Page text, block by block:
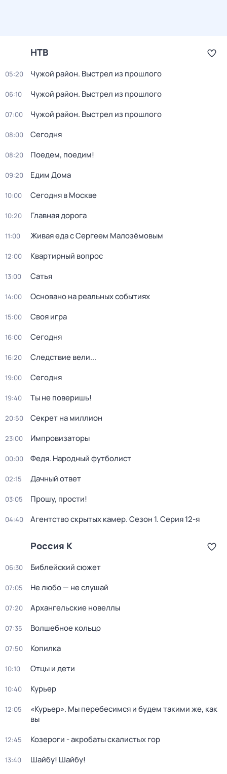
НТВ
05:20 Чужой район. Выстрел из прошлого
06:10 Чужой район. Выстрел из прошлого
07:00 Чужой район. Выстрел из прошлого
08:00 Сегодня
08:20 Поедем, поедим!
09:20 Едим Дома
10:00 Сегодня в Москве
10:20 Главная дорога
11:00 Живая еда с Сергеем Малозёмовым
12:00 Квартирный вопрос
13:00 Сатья
14:00 Основано на реальных событиях
15:00 Своя игра
16:00 Сегодня
16:20 Следствие вели...
19:00 Сегодня
19:40 Ты не поверишь!
20:50 Секрет на миллион
23:00 Импровизаторы
00:00 Федя. Народный футболист
02:15 Дачный ответ
03:05 Прошу, прости!
04:40 Агентство скрытых камер. Сезон 1. Серия 12-я
Россия К
06:30 Библейский сюжет
07:05 Не любо — не слушай
07:20 Архангельские новеллы
07:35 Волшебное кольцо
07:50 Копилка
10:10 Отцы и дети
10:40 Курьер
12:05
«Курьер». Мы перебесимся и будем такими же, как
вы
12:45 Козероги - акробаты скалистых гор
13:40 Шайбу! Шайбу!